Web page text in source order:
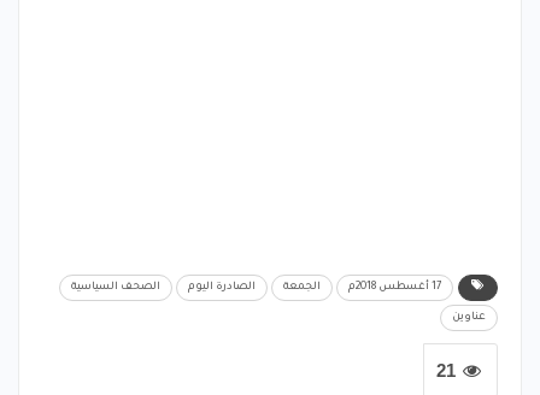
17 أغسطس 2018م الجمعة الصادرة اليوم الصحف السياسية
عناوين
21